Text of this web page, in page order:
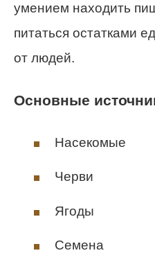
умением находить
питаться остатками
от людей.
Основные
Насекомые
Черви
Ягоды
Семена